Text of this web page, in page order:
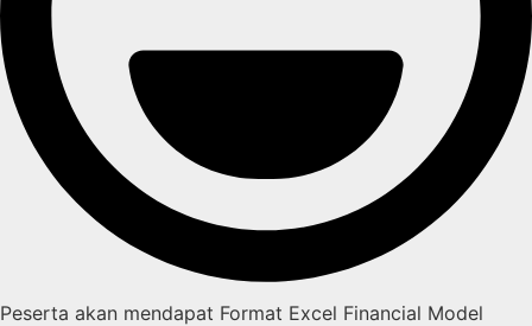
Peserta akan mendapat Format Excel Financial Model